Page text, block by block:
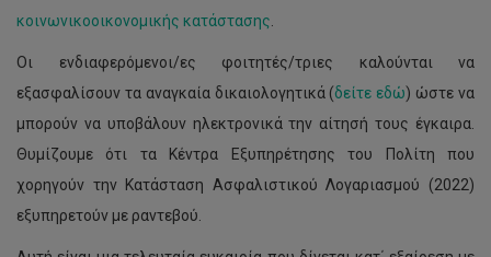
κοινωνικοοικονομικής κατάστασης
Οι ενδιαφερόμενοι/ες φοιτητές/τριες καλούνται να
εξασφαλίσουν τα αναγκαία δικαιολογητικά (δείτε εδώ) ώστε να
μπορούν να υποβάλουν ηλεκτρονικά την αίτησή τους έγκαιρα.
Θυμίζουμε ότι τα Κέντρα Εξυπηρέτησης του Πολίτη που
χορηγούν την Κατάσταση Ασφαλιστικού Λογαριασμού (2022)
εξυπηρετούν με ραντεβού.